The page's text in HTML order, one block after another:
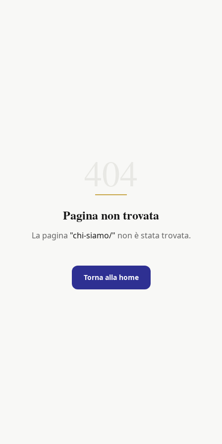
Pagina non trovata
La pagina "chi-siamo/" non è stata trovata.
Torna alla home